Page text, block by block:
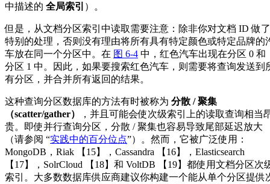
中描述的 全局索引 ）。
但是，从文档分区索引中读取需要注意：除非你对文档 ID 做了
特别的处理，否则没有理由将所有具有特定颜色或特定品牌的
车放在同一个分区中。在 图 6-4 中，红色汽车出现在分区 0 和
分区 1 中。因此，如果要搜索红色汽车，则需要将查询发送到
有分区，并合并所有返回的结果。
这种查询分区数据库的方法有时被称为 分散 / 聚集
（scatter/gather）
，并且可能会使次级索引上的读取查询相当
贵。即使并行查询分区，分散 / 聚集也容易导致尾部延迟放大
（请参阅 “实践中的百分位点”）。然而，它被广泛使用：
MongoDB，Riak 【15】，Cassandra 【16】，Elasticsearch
【17】，SolrCloud 【18】和 VoltDB 【19】都使用文档分区次
索引。大多数数据库供应商建议你构建一个能从单个分区提供